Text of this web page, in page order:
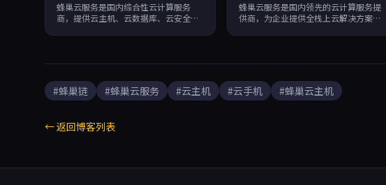
蜂巢云服务是国内综合性云计算服务
商，提供云主机、云数据库、云安全、
移服务等优势，起步价仅169元/月，是
蜂巢云服务是国内领先的云计算服务提
供商，为企业提供全栈上云解决方案。
育、视频云存储等行业领域，助力企业
#蜂巢链 #蜂巢云服务 #云主机 #云手机 #蜂巢云主机
← 返回博客列表